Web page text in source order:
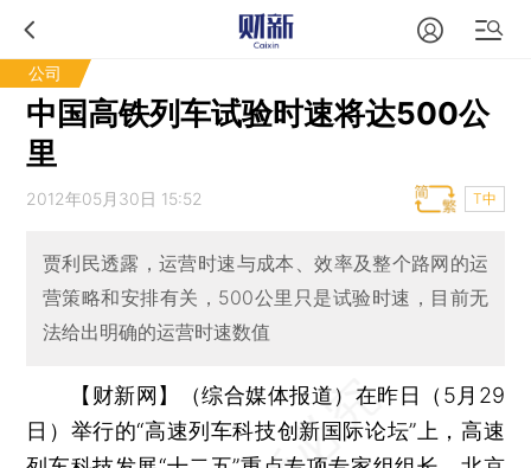
公司
中国高铁列车试验时速将达500公
里
2012年05月30日 15:52 T中
贾利民透露，运营时速与成本、效率及整个路网的运
营策略和安排有关，500公里只是试验时速，目前无
法给出明确的运营时速数值
【财新网】（综合媒体报道） 在昨日（5月29
日）举行的“高速列车科技创新国际论坛”上，高速